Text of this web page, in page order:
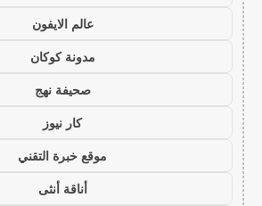
عالم الايفون
مدونة كوكان
صحيفة نهج
كار نيوز
موقع خبرة التقني
أناقة أنثى